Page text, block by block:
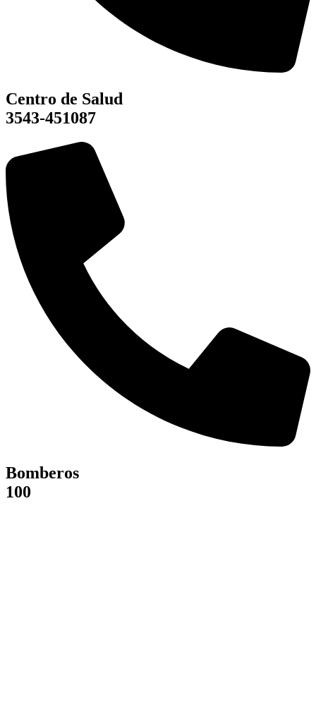
Centro de Salud
3543-451087
Bomberos
100